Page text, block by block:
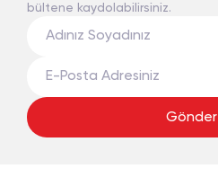
bültene kaydolabilirsiniz.
Gönder